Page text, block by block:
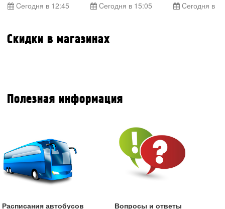
Cегодня в 12:45 Cегодня в 15:05 Cегодня в
Скидки в магазинах
Полезная информация
Расписания автобусов
Вопросы и ответы